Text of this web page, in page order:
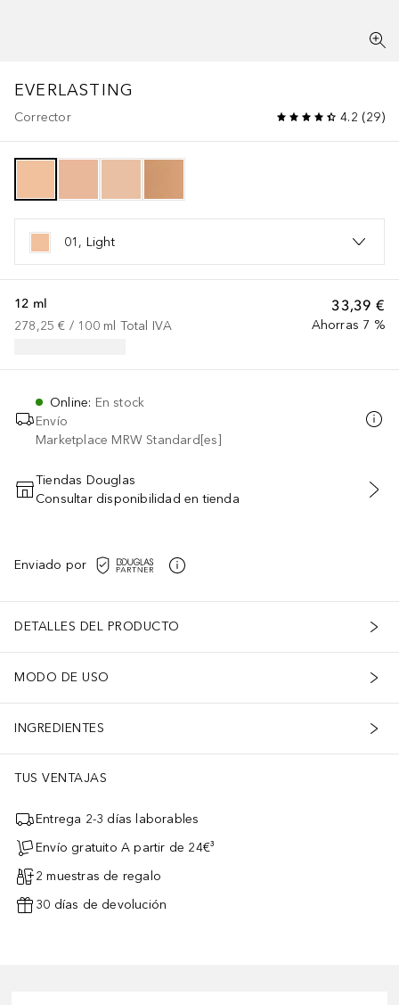
EVERLASTING
Corrector 4.2 (29)
01, Light
33,39 €
Ahorras 7 %
12 ml
278,25 € / 100 ml Total IVA
Online: En stock
Envío
Marketplace MRW Standard[es]
AÑADIR AL CARRITO
Tiendas Douglas
Consultar disponibilidad en tienda
Enviado por
DETALLES DEL PRODUCTO
MODO DE USO
INGREDIENTES
TUS VENTAJAS
Entrega 2-3 días laborables
Envío gratuito A partir de 24€³
2 muestras de regalo
30 días de devolución